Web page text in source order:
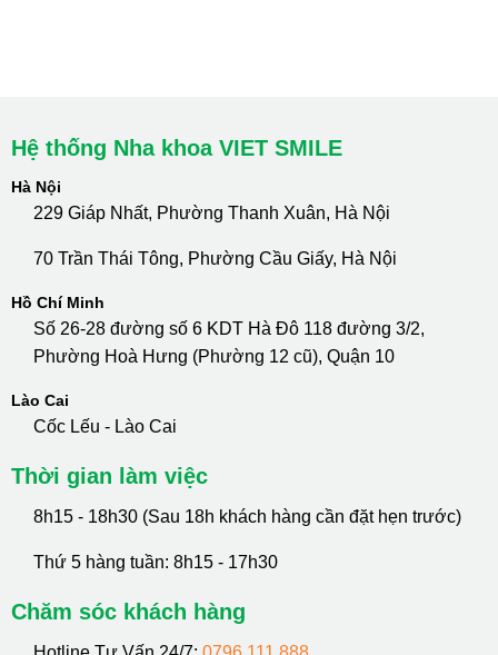
Hệ thống Nha khoa VIET SMILE
Hà Nội
229 Giáp Nhất, Phường Thanh Xuân, Hà Nội
70 Trần Thái Tông, Phường Cầu Giấy, Hà Nội
Hồ Chí Minh
Số 26-28 đường số 6 KDT Hà Đô 118 đường 3/2,
Phường Hoà Hưng (Phường 12 cũ), Quận 10
Lào Cai
Cốc Lếu - Lào Cai
Thời gian làm việc
8h15 - 18h30 (Sau 18h khách hàng cần đặt hẹn trước)
Thứ 5 hàng tuần: 8h15 - 17h30
Chăm sóc khách hàng